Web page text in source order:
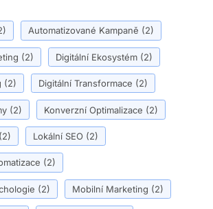
Automatizované Kampaně (2)
(2) Digitální Ekosystém (2)
(2) Digitální Transformace (2)
(2) Konverzní Optimalizace (2)
(2) Lokální SEO (2)
(2)
(2) Mobilní Marketing (2)